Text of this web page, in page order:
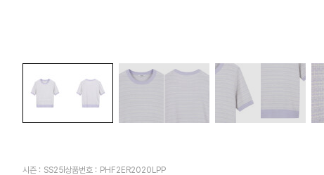
시즌 : SS25 상품번호 : PHF2ER2020LPP